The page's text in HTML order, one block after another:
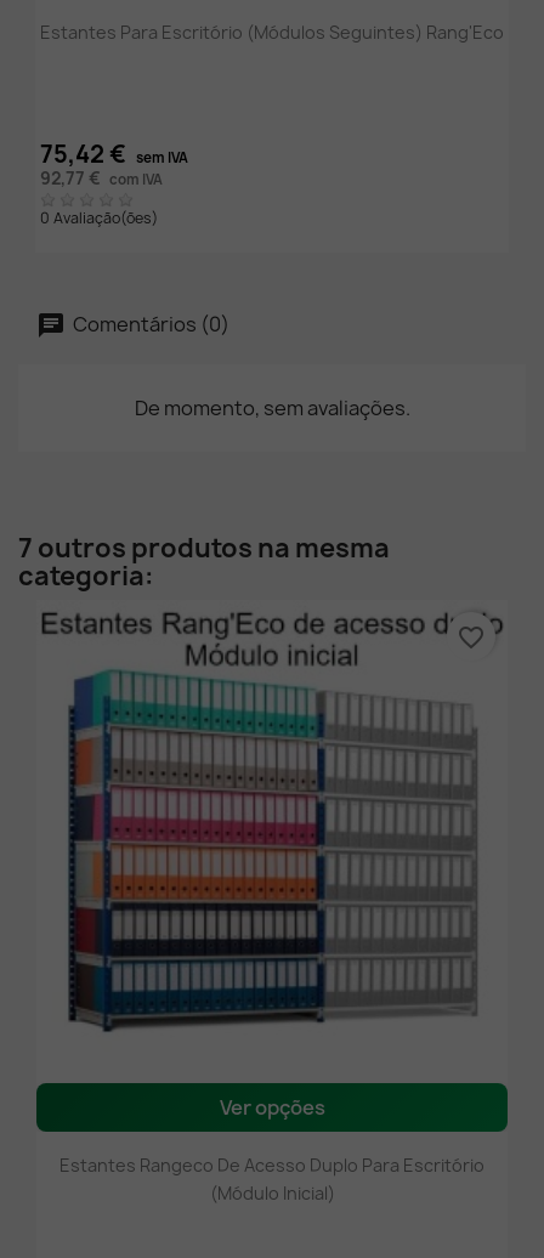
Estantes Para Escritório (módulos Seguintes) Rang'Eco
75,42 € sem IVA
92,77 € com IVA
0 Avaliação(ões)
Comentários (0)
De momento, sem avaliações.
7 outros produtos na mesma
categoria:
Ver opções
Estantes Rangeco De Acesso Duplo Para Escritório
(módulo Inicial)
favorite_border